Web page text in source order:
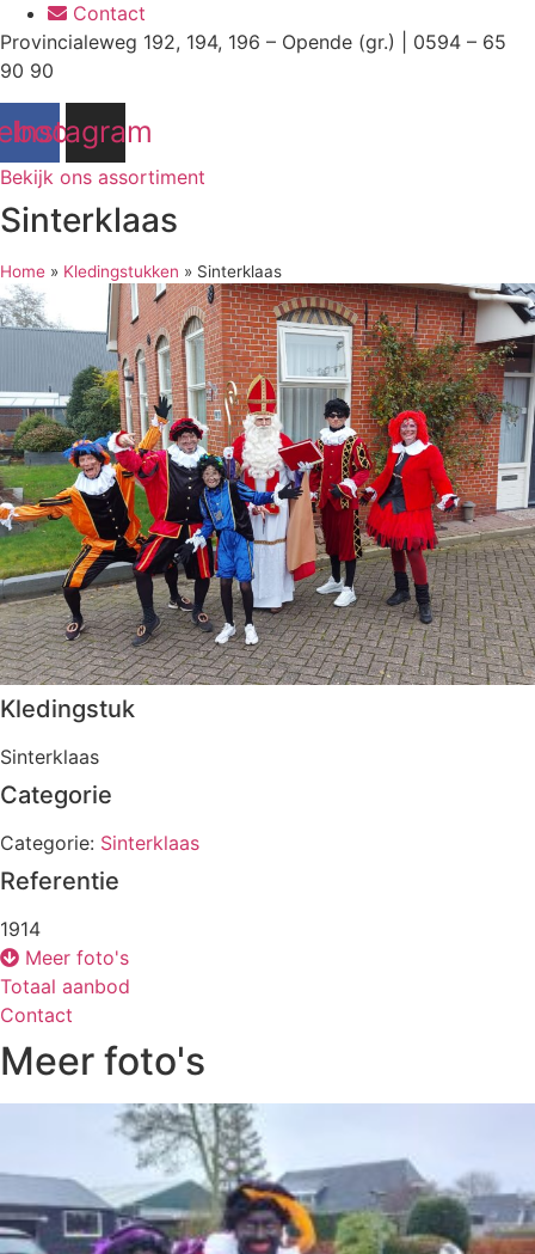
Contact
Provincialeweg 192, 194, 196 – Opende (gr.) | 0594 – 65
90 90
Instagram
Bekijk ons assortiment
Sinterklaas
Home » Kledingstukken » Sinterklaas
Kledingstuk
Sinterklaas
Categorie
Categorie: Sinterklaas
Referentie
1914
Meer foto's
Totaal aanbod
Contact
Meer foto's